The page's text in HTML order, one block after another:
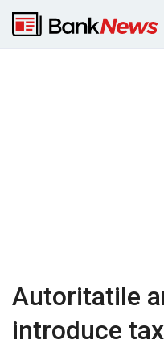
Autoritatile
introduce